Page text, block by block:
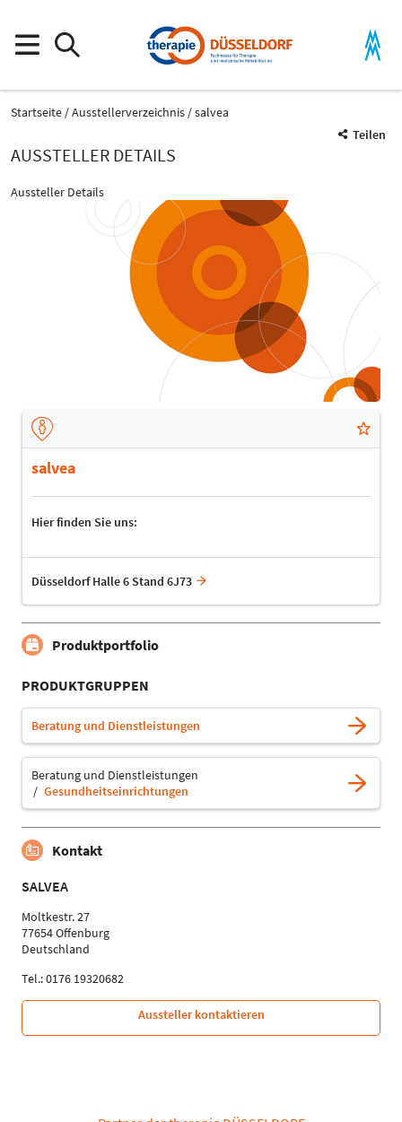
Startseite Ausstellerverzeichnis
salvea
Teilen
AUSSTELLER DETAILS
Aussteller Details
salvea
Hier finden Sie uns:
Düsseldorf Halle 6 Stand 6J73
Produktportfolio
PRODUKTGRUPPEN
Beratung und Dienstleistungen
Beratung und Dienstleistungen
Gesundheitseinrichtungen
Kontakt
SALVEA
Moltkestr. 27
77654 Offenburg
Deutschland
Tel.: 0176 19320682
Aussteller kontaktieren